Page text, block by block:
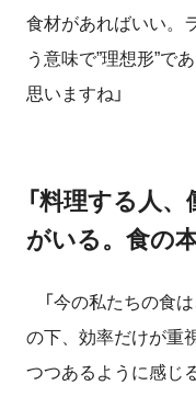
食材があればいい。
う意味で”理想形”で
思いますね」
「料理する人
がいる。食の
「今の私たちの食
の下、効率だけが重
つつあるように感じ